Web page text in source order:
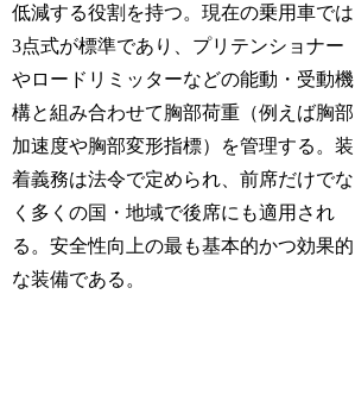
低減する役割を持つ。現在の乗用車では
3点式が標準であり、プリテンショナー
やロードリミッターなどの能動・受動機
構と組み合わせて胸部荷重（例えば胸部
加速度や胸部変形指標）を管理する。装
着義務は法令で定められ、前席だけでな
く多くの国・地域で後席にも適用され
る。安全性向上の最も基本的かつ効果的
な装備である。